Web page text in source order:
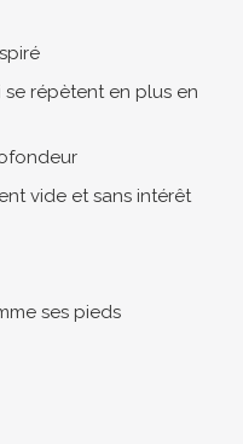
se répètent en plus en
vide et sans intérêt
ses pieds